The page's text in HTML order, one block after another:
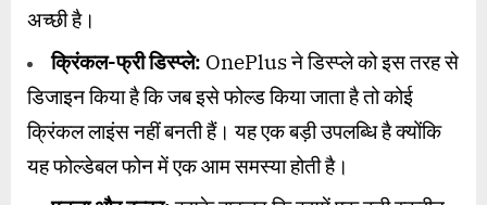
अच्छी है।
क्रिंकल-फ्री डिस्प्ले: OnePlus ने डिस्प्ले को इस तरह से
डिजाइन किया है कि जब इसे फोल्ड किया जाता है तो कोई
क्रिंकल लाइंस नहीं बनती हैं। यह एक बड़ी उपलब्धि है क्योंकि
यह फोल्डेबल फोन में एक आम समस्या होती है।